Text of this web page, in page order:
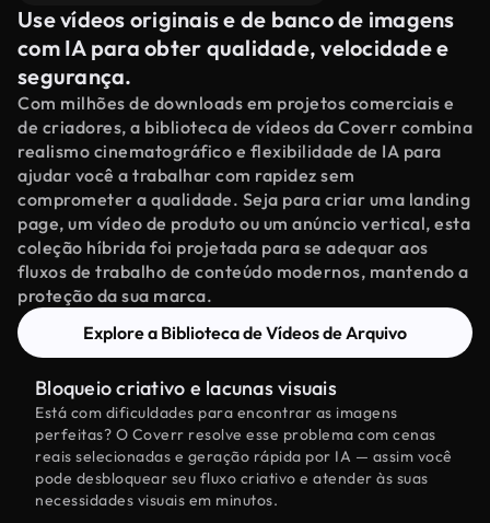
Use vídeos originais e de banco de imagens
com IA para obter qualidade, velocidade e
segurança.
Com milhões de downloads em projetos comerciais e
de criadores, a biblioteca de vídeos da Coverr combina
realismo cinematográfico e flexibilidade de IA para
ajudar você a trabalhar com rapidez sem
comprometer a qualidade. Seja para criar uma landing
page, um vídeo de produto ou um anúncio vertical, esta
coleção híbrida foi projetada para se adequar aos
fluxos de trabalho de conteúdo modernos, mantendo a
proteção da sua marca.
Explore a Biblioteca de Vídeos de Arquivo
Bloqueio criativo e lacunas visuais
Está com dificuldades para encontrar as imagens
perfeitas? O Coverr resolve esse problema com cenas
reais selecionadas e geração rápida por IA — assim você
pode desbloquear seu fluxo criativo e atender às suas
necessidades visuais em minutos.